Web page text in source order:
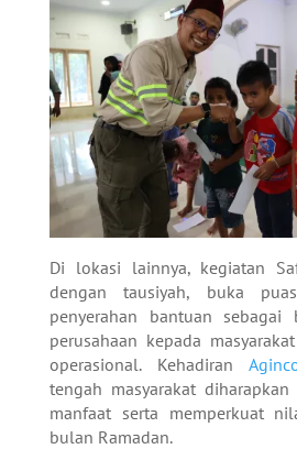
Di lokasi lainnya, kegiatan
dengan tausiyah, buka
penyerahan bantuan sebagai
perusahaan kepada
operasional. Kehadiran
tengah masyarakat
manfaat serta memperkuat
bulan Ramadan.